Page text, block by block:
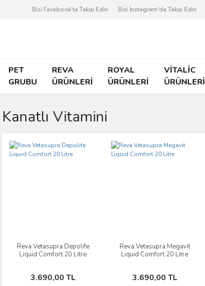
Bizi Facebook'ta Takip Edin Bizi İnstagram'da Takip Edin
PET
GRUBU
REVA
ÜRÜNLERİ
ROYAL
ÜRÜNLERİ
VİTALİC
ÜRÜNLERİ
Kanatlı Vitamini
Reva Vetasupra Depolife
Liquid Comfort 20 Litre
3.690,00 TL
İncele
Sepete Ekle
Reva Vetasupra Megavit
Liquid Comfort 20 Litre
3.690,00 TL
İncele
Sepete Ekle